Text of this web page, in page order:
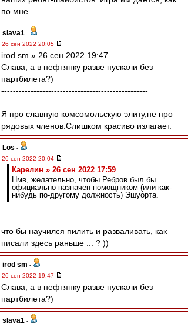
по мне.
slava1 -
26 сен 2022 20:05
irod sm » 26 сен 2022 19:47
Слава, а в нефтянку разве пускали без
партбилета?)
--------------------------------------------------
Я про славную комсомольскую элиту,не про
рядовых членов.Слишком красиво излагает.
Los -
26 сен 2022 20:04
Карелин » 26 сен 2022 17:59
Нмв, желательно, чтобы Ребров был бы
официально назначен помощником (или как-
нибудь по-другому должность) Эшуорта.
что бы научился пилить и разваливать, как
писали здесь раньше ... ? ))
irod sm -
26 сен 2022 19:47
Слава, а в нефтянку разве пускали без
партбилета?)
slava1 -